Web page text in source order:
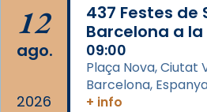
Foto
View on Facebook · Share
12
ago.
2026
437 Festes de
Barcelona a
09:00
Plaça Nova, Ciutat
Barcelona,
+ info